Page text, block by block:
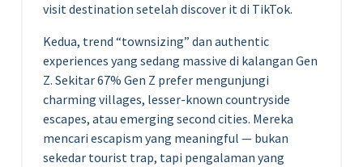
visit destination setelah discover it di TikTok.
Kedua, trend “townsizing” dan authentic
experiences yang sedang massive di kalangan Gen
Z. Sekitar 67% Gen Z prefer mengunjungi
charming villages, lesser-known countryside
escapes, atau emerging second cities. Mereka
mencari escapism yang meaningful — bukan
sekedar tourist trap, tapi pengalaman yang